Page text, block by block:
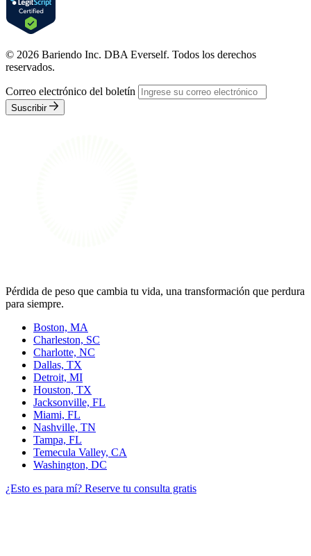
© 2026 Bariendo Inc. DBA Everself. Todos los derechos
reservados.
Correo electrónico del boletín
Suscribir
Pérdida de peso que cambia tu vida, una transformación que perdura
para siempre.
Boston, MA
Charleston, SC
Charlotte, NC
Dallas, TX
Detroit, MI
Houston, TX
Jacksonville, FL
Miami, FL
Nashville, TN
Tampa, FL
Temecula Valley, CA
Washington, DC
¿Esto es para mí? Reserve tu consulta gratis